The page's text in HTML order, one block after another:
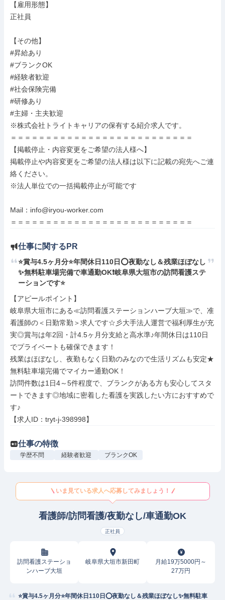
【雇用形態】
正社員
【その他】
#昇給あり
#ブランクOK
#経験者歓迎
#社会保険完備
#研修あり
#主婦・主夫歓迎
※株式会社トライトキャリアの保有する紹介求人です。
＝＝＝＝＝＝＝＝＝＝＝＝＝＝＝＝＝＝＝＝＝＝＝＝＝＝
【掲載停止・内容変更をご希望の法人様へ】
掲載停止や内容変更をご希望の法人様は以下に記載の宛先へご連
絡ください。
※法人単位での一括掲載停止が可能です
Mail：info@iryou-worker.com
＝＝＝＝＝＝＝＝＝＝＝＝＝＝＝＝＝＝＝＝＝＝＝＝＝＝
仕事に関するPR
⭐賞与4.5ヶ月分⭐年間休日110日⭕夜勤なし＆残業ほぼなし
✨無料駐車場完備で車通勤OK❗️岐阜県大垣市の訪問看護ステ
ーションです⭐
【アピールポイント】
岐阜県大垣市にある≪訪問看護ステーションハーブ大垣≫で、准
看護師の＜日勤常勤＞求人です☆彡大手法人運営で福利厚生が充
実◎賞与は年2回・計4.5ヶ月分支給と高水準♪年間休日は110日
でプライベートも確保できます！
残業はほぼなし、夜勤もなく日勤のみなので生活リズムも安定★
無料駐車場完備でマイカー通勤OK！
訪問件数は1日4～5件程度で、ブランクがある方も安心してスタ
ートできます◎地域に密着した看護を実践したい方におすすめで
す♪
【求人ID：tryt-j-398998】
仕事の特徴
学歴不問 経験者歓迎 ブランクOK
いま見ている求人へ応募してみましょう！
看護師/訪問看護/夜勤なし/車通勤OK
正社員
訪問看護ステーショ
ンハーブ大垣
岐阜県大垣市新田町
月給19万5000円～
27万円
⭐賞与4.5ヶ月分⭐年間休日110日⭕夜勤なし＆残業ほぼなし✨無料駐車